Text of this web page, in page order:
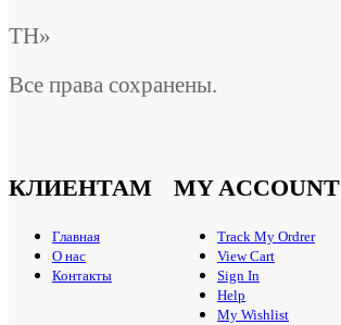
ТН»
Все права сохранены.
КЛИЕНТАМ
Главная
О нас
Контакты
MY ACCOUNT
Track My Ordrer
View Cart
Sign In
Help
My Wishlist